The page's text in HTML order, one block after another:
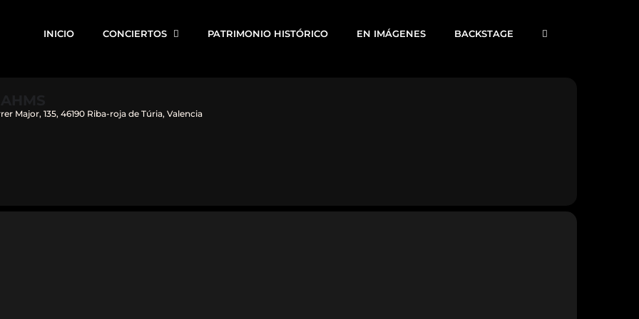
INICIO CONCIERTOS PATRIMONIO HISTÓRICO EN IMÁGENES BACKSTAGE
Major, 135, 46190 Riba-roja de Túria, Valencia